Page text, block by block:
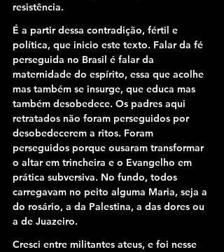
resistência.
É a partir dessa contradição, fértil e
política, que inicio este texto. Falar da fé
perseguida no Brasil é falar da
maternidade do espírito, essa que acolhe
mas também se insurge, que educa mas
também desobedece. Os padres aqui
retratados não foram perseguidos por
desobedecerem a ritos. Foram
perseguidos porque ousaram transformar
o altar em trincheira e o Evangelho em
prática subversiva. No fundo, todos
carregavam no peito alguma Maria, seja a
do rosário, a da Palestina, a das dores ou
a de Juazeiro.
Cresci entre militantes ateus, e foi nesse